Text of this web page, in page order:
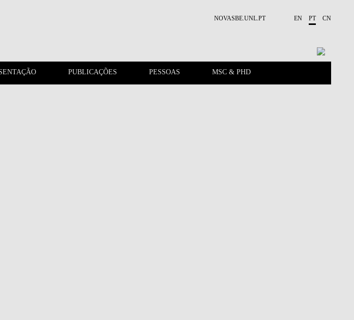
NOVASBE.UNL.PT EN PT CN
PUBLICAÇÕES PESSOAS MSC & PHD